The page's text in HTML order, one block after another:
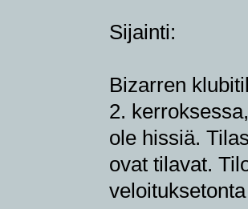
Sijainti:
Bizarren
2.
ole hissiä.
ovat tilavat.